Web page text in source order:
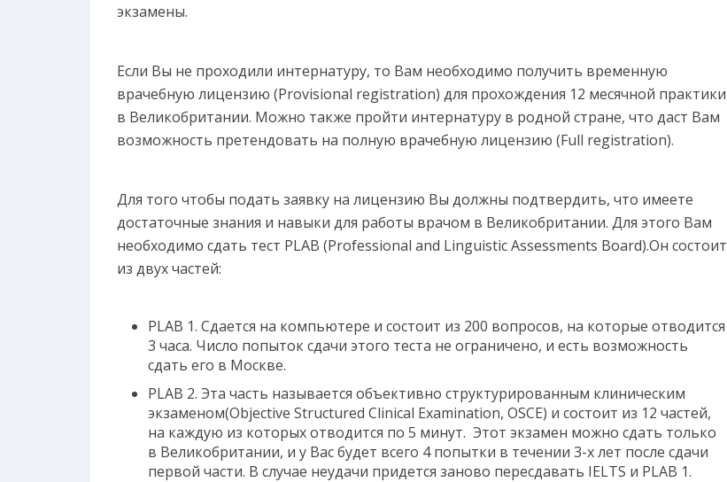
экзамены.
Если Вы не проходили интернатуру, то Вам необходимо получить временную
врачебную лицензию (Provisional registration) для прохождения 12 месячной практики
в Великобритании. Можно также пройти интернатуру в родной стране, что даст Вам
возможность претендовать на полную врачебную лицензию (Full registration).
Для того чтобы подать заявку на лицензию Вы должны подтвердить, что имеете
достаточные знания и навыки для работы врачом в Великобритании. Для этого Вам
необходимо сдать тест PLAB (Professional and Linguistic Assessments Board).Он состоит
из двух частей:
PLAB 1. Сдается на компьютере и состоит из 200 вопросов, на которые отводится
3 часа. Число попыток сдачи этого теста не ограничено, и есть возможность
сдать его в Москве.
PLAB 2. Эта часть называется объективно структурированным клиническим
экзаменом(Objective Structured Clinical Examination, OSCE) и состоит из 12 частей,
на каждую из которых отводится по 5 минут. Этот экзамен можно сдать только
в Великобритании, и у Вас будет всего 4 попытки в течении 3-х лет после сдачи
первой части. В случае неудачи придется заново пересдавать IELTS и PLAB 1.